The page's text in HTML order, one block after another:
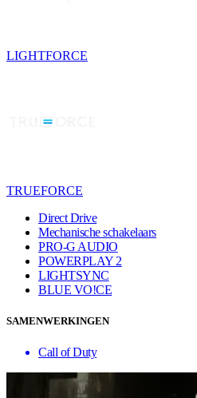
LIGHTFORCE
TRUEFORCE
Direct Drive
Mechanische schakelaars
PRO-G AUDIO
POWERPLAY 2
LIGHTSYNC
BLUE VO!CE
SAMENWERKINGEN
Call of Duty